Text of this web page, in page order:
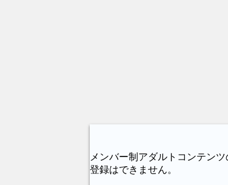
メンバー制アダルトコンテン
登録はできません。